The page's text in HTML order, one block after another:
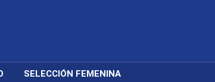
SELECCIÓN FEMENINA